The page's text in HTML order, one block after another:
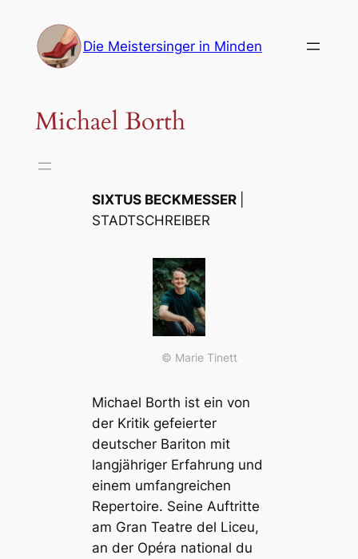
Inhalt
springen
Die Meistersinger in Minden
Michael Borth
SIXTUS BECKMESSER
STADTSCHREIBER
© Marie Tinett
Michael Borth ist ein von
der Kritik gefeierter
deutscher Bariton mit
langjähriger Erfahrung und
einem umfangreichen
Repertoire. Seine Auftritte
am Gran Teatre del Liceu,
an der Opéra national du